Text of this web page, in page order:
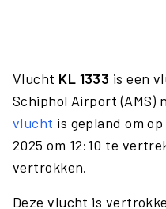
Vlucht KL 1333 is een
Schiphol Airport (AMS)
vlucht is gepland om
2025 om 12:10 te
vertrokken.
Deze vlucht is